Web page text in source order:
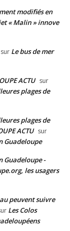
modifiés en
« Malin » innove
sur Le bus de mer
ACTU sur
plages de
plages de
ACTU sur
Guadeloupe
Guadeloupe -
les usagers
peuvent suivre
Les Colos